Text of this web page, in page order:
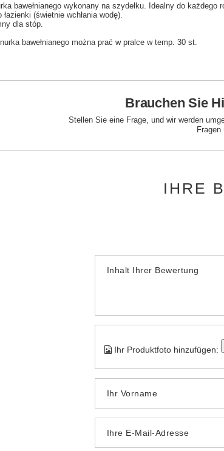
bawełnianego wykonany na szydełku. Idealny do każdego
(świetnie wchłania wodę).
dla stóp.
bawełnianego można prać w pralce w temp. 30 st.
Brauchen Sie
Stellen Sie eine Frage, und wir werden
Fragen
IHRE
Inhalt Ihrer Bewertung
Ihr Produktfoto hinzufügen:
Ihr Vorname
Ihre E-Mail-Adresse